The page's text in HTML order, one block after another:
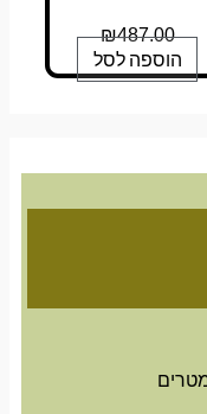
₪487.00
הוספה לסל